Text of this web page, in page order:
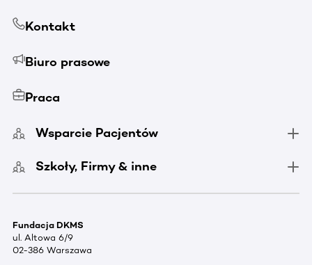
Kontakt
Biuro prasowe
Praca
Wsparcie Pacjentów
Szkoły, Firmy & inne
Fundacja DKMS
ul. Altowa 6/9
02-386 Warszawa